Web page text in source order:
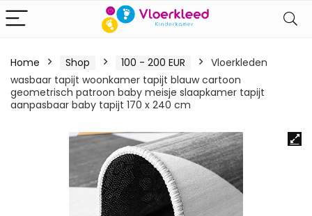
Home Shop 100 - 200 EUR
Vloerkleden
wasbaar tapijt woonkamer tapijt blauw cartoon
geometrisch patroon baby meisje slaapkamer tapijt
aanpasbaar baby tapijt 170 x 240 cm